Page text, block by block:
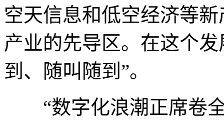
空天信息和低空经济等
产业的先导区。在这个
到、随叫随到”。
“数字化浪潮正席卷全